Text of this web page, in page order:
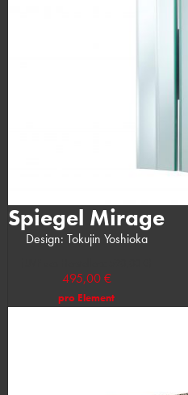
Spiegel Mirage
Design: Tokujin Yoshioka
495,00 €
pro Element